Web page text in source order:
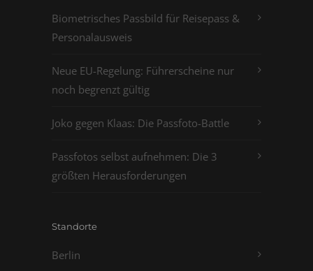
Biometrisches Passbild für Reisepass &
Personalausweis
Neue EU-Regelung: Führerscheine nur
noch begrenzt gültig
Joko gegen Klaas: Die Passfoto-Battle
Passfotos selbst aufnehmen: Die 3
größten Herausforderungen
Standorte
Berlin